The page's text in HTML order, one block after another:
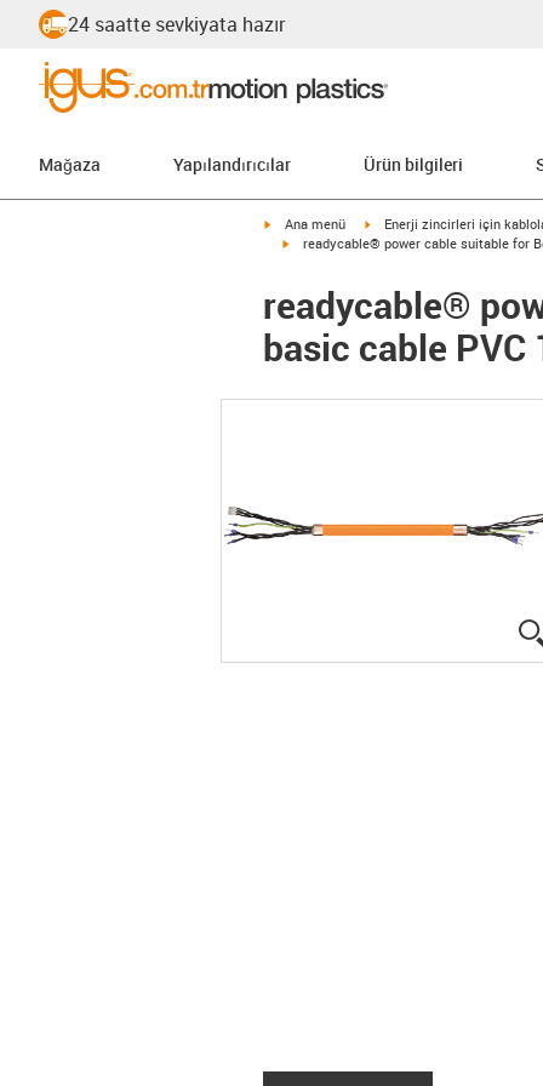
24 saatte sevkiyata hazır
Mağaza Yapılandırıcılar Ürün bilgileri
igus-icon-arrow-right
Ana menü igus-icon-arrow-right
Enerji zincirleri için
igus-icon-arrow-right
readycable® power cable suitable for
readycable®
basic cable PVC